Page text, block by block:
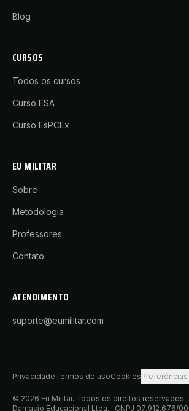
Blog
CURSOS
Todos os cursos
Curso ESA
Curso EsPCEx
EU MILITAR
Sobre
Metodologia
Professores
Contato
ATENDIMENTO
suporte@eumilitar.com
PrivacidadeTermos de usoCookies
© 2026 Eu Militar. Todos os direitos reservados.
Damasio Educacional Ltda. · CNPJ 07.912.676/